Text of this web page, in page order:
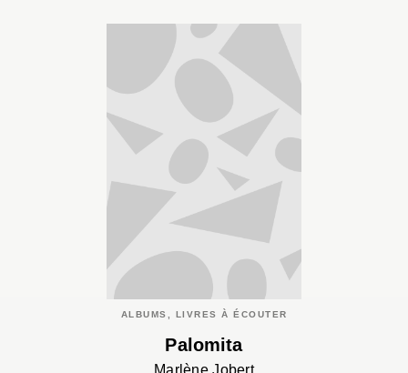
ALBUMS, LIVRES À ÉCOUTER
Palomita